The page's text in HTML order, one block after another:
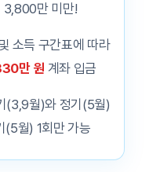
3,800만 미만!
소득 구간표에 따라
만 원 계좌 입금
(3,9월)와 정기(5월)
(5월) 1회만 가능